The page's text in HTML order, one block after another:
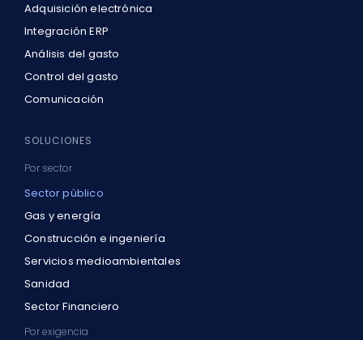
Adquisición electrónica
Integración ERP
Análisis del gasto
Control del gasto
Comunicación
SOLUCIONES
Por sector
Sector público
Gas y energía
Construcción e ingeniería
Servicios medioambientales
Sanidad
Sector Financiero
Por exigencia